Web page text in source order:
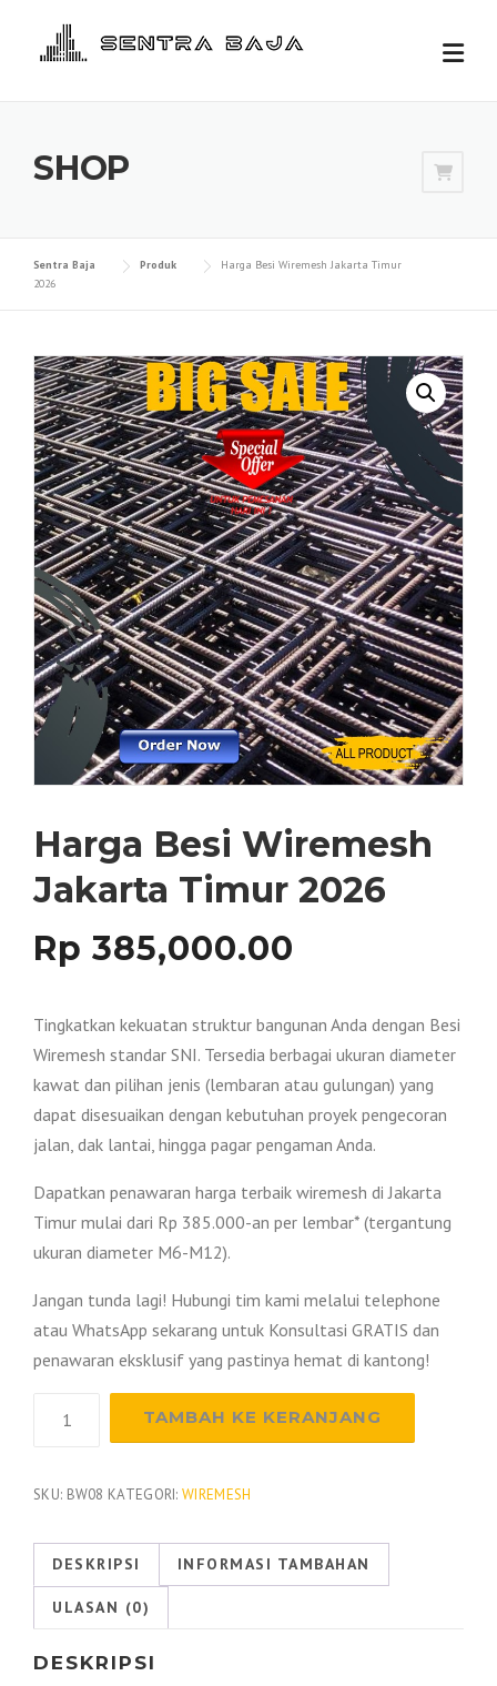
SHOP
Sentra Baja Produk
Harga Besi Wiremesh Jakarta Timur
2026
Harga Besi Wiremesh
Jakarta Timur 2026
Rp 385,000.00
Tingkatkan kekuatan struktur bangunan Anda dengan Besi
Wiremesh standar SNI. Tersedia berbagai ukuran diameter
kawat dan pilihan jenis (lembaran atau gulungan) yang
dapat disesuaikan dengan kebutuhan proyek pengecoran
jalan, dak lantai, hingga pagar pengaman Anda.
Dapatkan penawaran harga terbaik wiremesh di Jakarta
Timur mulai dari Rp 385.000-an per lembar* (tergantung
ukuran diameter M6-M12).
Jangan tunda lagi! Hubungi tim kami melalui telephone
atau WhatsApp sekarang untuk Konsultasi GRATIS dan
penawaran eksklusif yang pastinya hemat di kantong!
Wiremesh
Timur
2026
TAMBAH KE KERANJANG
SKU: BW08 KATEGORI:WIREMESH
DESKRIPSI INFORMASI TAMBAHAN
ULASAN (0)
DESKRIPSI